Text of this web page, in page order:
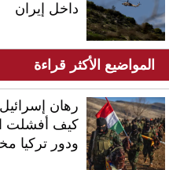
داخل إيران
المواضيع الأكثر قراءة
رهان
كيف أفشلت
ودور تركيا